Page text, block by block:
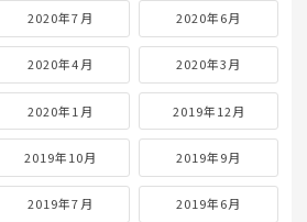
2020年7月 2020年6月
2020年4月 2020年3月
2020年1月 2019年12月
2019年10月 2019年9月
2019年7月 2019年6月